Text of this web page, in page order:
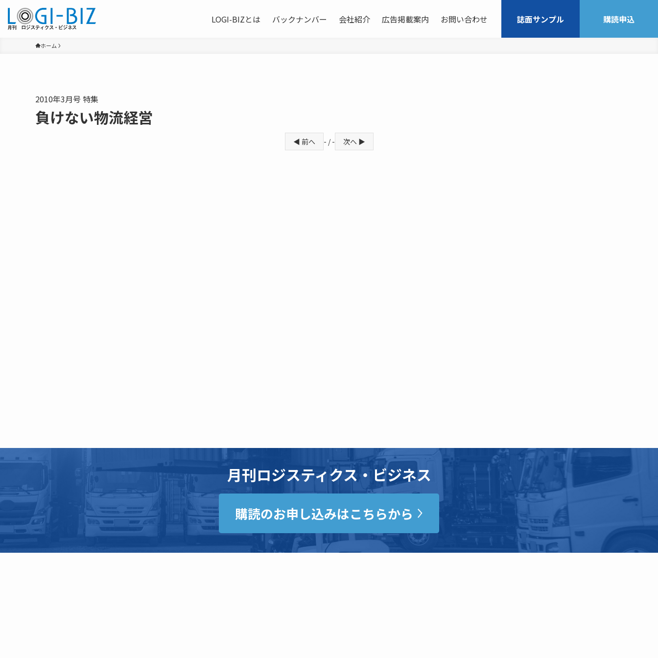
LOGI-BIZとは バックナンバー 会社紹介 広告掲載案内 お問い合わせ 誌面サンプル 購読申込
ホーム
2010年3月号 特集
負けない物流経営
◀ 前へ - / - 次へ ▶
月刊ロジスティクス・ビジネス
購読のお申し込みはこちらから